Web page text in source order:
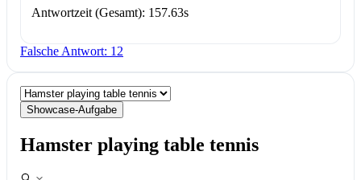
Antwortzeit (Gesamt): 157.63s
Falsche Antwort: 12
Showcase-Aufgabe
Hamster playing table tennis